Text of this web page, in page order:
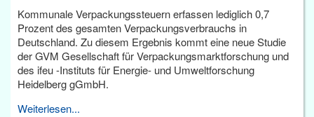
Kommunale Verpackungssteuern erfassen lediglich 0,7
Prozent des gesamten Verpackungsverbrauchs in
Deutschland. Zu diesem Ergebnis kommt eine neue Studie
der GVM Gesellschaft für Verpackungsmarktforschung und
des ifeu -Instituts für Energie- und Umweltforschung
Heidelberg gGmbH.
Weiterlesen...